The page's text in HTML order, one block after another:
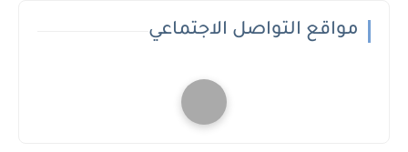
مواقع التواصل الاجتماعي